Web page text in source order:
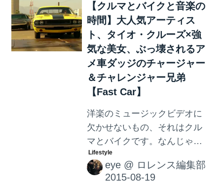
り。彼に憧れてモーターサイ
クルの世界に足を踏み入れた
方も多いのではないでしょう
か。 スタントマンに頼らない
本格的アクション俳優として
一時代を築き、世界中の映画
ファンを熱狂させた。代表作
宿』、映画『荒野の七人』、
『大脱走』、『砲艦サンパブ
ロ』、『ブリット』、『ゲッ
タウェイ』、『パピヨン』、
『タワーリング・インフェル
【クルマとバイクと音楽の
時間】大人気アーティス
ト、タイオ・クルーズ×強
気な美女、ぶっ壊されるア
メ車ダッジのチャージャー
＆チャレンジャー兄弟
【Fast Car】
洋楽のミュージックビデオに
欠かせないもの、それはクル
マとバイクです。なんじゃそ
ら！と突っ込みたくなるよう
なシチュエイションに出会え
るのも、MVならでは！ という
eye @ ロレンス編集部